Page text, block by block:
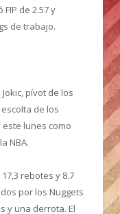
de 2.57 y
de trabajo.
pívot de los
de los
lunes como
NBA.
rebotes y 8.7
por los Nuggets
y una derrota. El